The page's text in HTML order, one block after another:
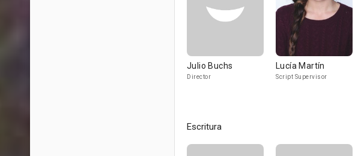
Julio Buchs
Director
Lucía Martín
Script Supervisor
Escritura